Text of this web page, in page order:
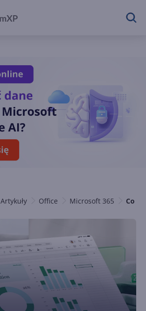
Artykuły Office Microsoft 365 Co